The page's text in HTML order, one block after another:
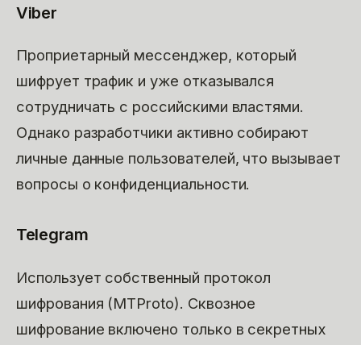
Viber
Проприетарный мессенджер, который
шифрует трафик и уже отказывался
сотрудничать с российскими властями.
Однако разработчики активно собирают
личные данные пользователей, что вызывает
вопросы о конфиденциальности.
Telegram
Использует собственный протокол
шифрования (MTProto). Сквозное
шифрование включено только в секретных